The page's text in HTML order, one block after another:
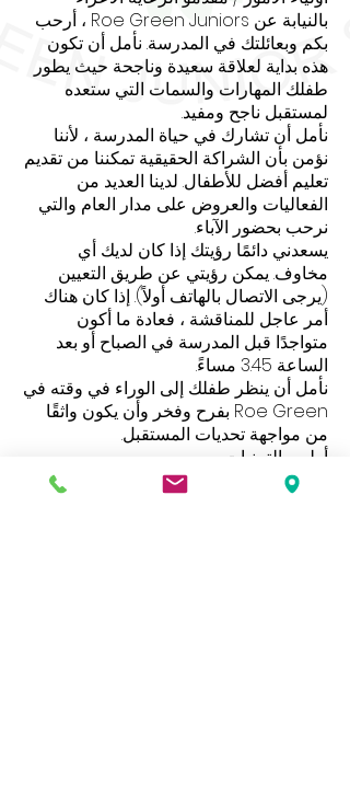
بالنيابة عن Roe Green Juniors ، أرحب
بكم وبعائلتك في المدرسة. نأمل أن تكون
هذه بداية لعلاقة سعيدة وناجحة حيث يطور
طفلك المهارات والسمات التي ستعده
لمستقبل ناجح ومفيد.
نأمل أن تشارك في حياة المدرسة ، لأننا
نؤمن بأن الشراكة الحقيقية تمكننا من تقديم
تعليم أفضل للأطفال. لدينا العديد من
الفعاليات والعروض على مدار العام والتي
نرحب بحضور الآباء.
يسعدني دائمًا رؤيتك إذا كان لديك أي
مخاوف. يمكن رؤيتي عن طريق التعيين
(يرجى الاتصال بالهاتف أولاً). إذا كان هناك
أمر عاجل للمناقشة ، فعادة ما أكون
متواجدًا قبل المدرسة في الصباح أو بعد
الساعة 3.45 مساءً.
نأمل أن ينظر طفلك إلى الوراء في وقته في
Roe Green بفرح وفخر وأن يكون واثقًا
من مواجهة تحديات المستقبل.
أطيب التمنيات
ميليسا لوسمور